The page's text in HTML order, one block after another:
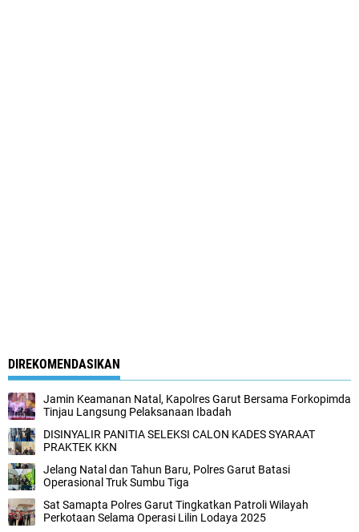
DIREKOMENDASIKAN
Jamin Keamanan Natal, Kapolres Garut Bersama Forkopimda
Tinjau Langsung Pelaksanaan Ibadah
DISINYALIR PANITIA SELEKSI CALON KADES SYARAAT
PRAKTEK KKN
Jelang Natal dan Tahun Baru, Polres Garut Batasi
Operasional Truk Sumbu Tiga
Sat Samapta Polres Garut Tingkatkan Patroli Wilayah
Perkotaan Selama Operasi Lilin Lodaya 2025